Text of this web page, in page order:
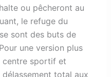
ou pêcheront au
le refuge du
sont des buts de
une version plus
centre sportif et
total aux